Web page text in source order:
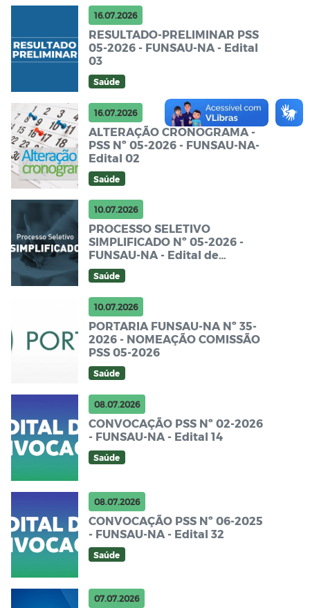
16.07.2026
RESULTADO-PRELIMINAR PSS
05-2026 - FUNSAU-NA - Edital
03
Saúde
16.07.2026
ALTERAÇÃO CRONOGRAMA -
PSS Nº 05-2026 - FUNSAU-NA-
Edital 02
Saúde
10.07.2026
PROCESSO SELETIVO
SIMPLIFICADO Nº 05-2026 -
FUNSAU-NA - Edital de
Abertura
Saúde
10.07.2026
PORTARIA FUNSAU-NA Nº 35-
2026 - NOMEAÇÃO COMISSÃO
PSS 05-2026
Saúde
08.07.2026
CONVOCAÇÃO PSS Nº 02-2026
- FUNSAU-NA - Edital 14
Saúde
08.07.2026
CONVOCAÇÃO PSS Nº 06-2025
- FUNSAU-NA - Edital 32
Saúde
07.07.2026